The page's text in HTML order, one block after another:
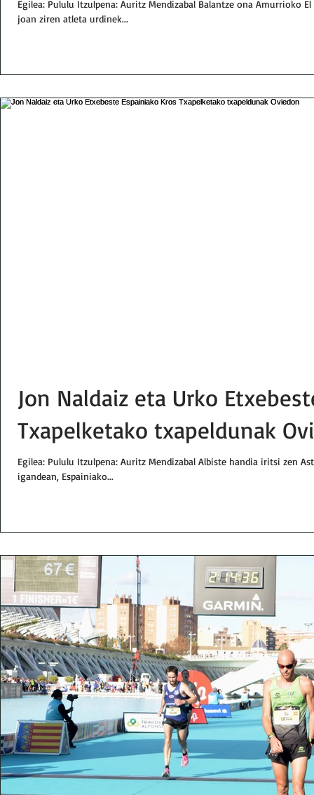
Egilea: Pululu Itzulpena: Auritz Mendizabal Balantze ona Amurrioko
joan ziren atleta urdinek...
Jon Naldaiz eta Urko
Txapelketako txapeldunak
Egilea: Pululu Itzulpena: Auritz Mendizabal Albiste handia iritsi zen
igandean, Espainiako...